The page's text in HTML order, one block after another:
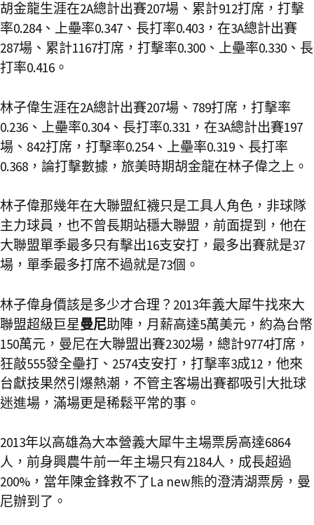
胡金龍生涯在2A總計出賽207場、累計912打席，打擊
率0.284、上壘率0.347、長打率0.403，在3A總計出賽
287場、累計1167打席，打擊率0.300、上壘率0.330、長
打率0.416。
林子偉生涯在2A總計出賽207場、789打席，打擊率
0.236、上壘率0.304、長打率0.331，在3A總計出賽197
場、842打席，打擊率0.254、上壘率0.319、長打率
0.368，論打擊數據，旅美時期胡金龍在林子偉之上。
林子偉那幾年在大聯盟紅襪只是工具人角色，非球隊
主力球員，也不曾長期站穩大聯盟，前面提到，他在
大聯盟單季最多只有擊出16支安打，最多出賽就是37
場，單季最多打席不過就是73個。
林子偉身價該是多少才合理？2013年義大犀牛找來大
聯盟超級巨星曼尼助陣，月薪高達5萬美元，約為台幣
150萬元，曼尼在大聯盟出賽2302場，總計9774打席，
狂敲555發全壘打、2574支安打，打擊率3成12，他來
台獻技果然引爆熱潮，不管主客場出賽都吸引大批球
迷進場，滿場更是稀鬆平常的事。
2013年以高雄為大本營義大犀牛主場票房高達6864
人，前身興農牛前一年主場只有2184人，成長超過
200%，當年陳金鋒救不了La new熊的澄清湖票房，曼
尼辦到了。